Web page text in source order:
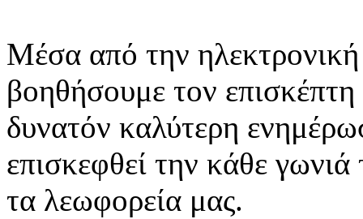
Μέσα από την ηλεκτρονική
βοηθήσουμε τον
δυνατόν καλύτερη
επισκεφθεί την κάθε
τα λεωφορεία μας.